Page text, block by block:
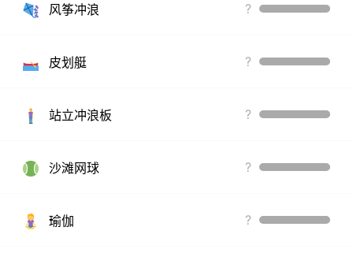
风筝冲浪 ?
皮划艇 ?
站立冲浪板 ?
沙滩网球 ?
瑜伽 ?